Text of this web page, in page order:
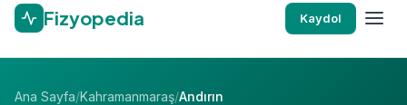
Fizyopedia Kaydol
Ana Sayfa/Kahramanmaraş/Andırın